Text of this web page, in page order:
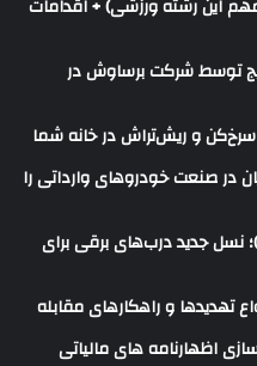
این رشته ورزشی) + اقدامات
توسط شرکت برساوش در
سرخ‌کن و ریش‌تراش در خانه شما
در صنعت خودروهای وارداتی را
معرفی کرکره فولادی اوکر (OKER)؛ نسل جدید درب‌های برقی برای
تهدیدها و راهکارهای مقابله
اظهارنامه های مالیاتی